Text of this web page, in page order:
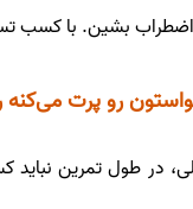
بشین. با کسب
رو پرت
در طول تمرین